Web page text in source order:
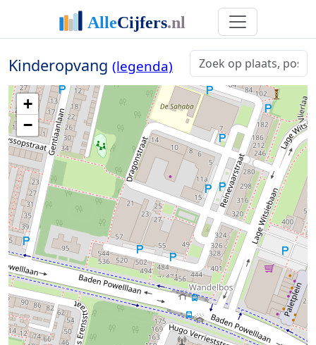
Kinderopvang (legenda)
+
−